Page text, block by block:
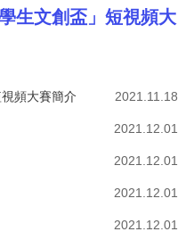
生文創盃」短視頻大
頻大賽簡介 2021.11.18
2021.12.01
2021.12.01
2021.12.01
2021.12.01